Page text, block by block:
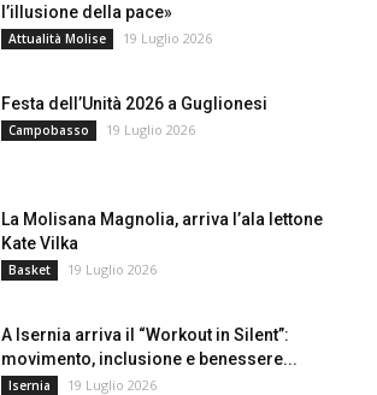
l’illusione della pace»
Attualità Molise 19 Luglio 2026
Festa dell’Unità 2026 a Guglionesi
Campobasso 19 Luglio 2026
La Molisana Magnolia, arriva l’ala lettone
Kate Vilka
Basket 19 Luglio 2026
A Isernia arriva il “Workout in Silent”:
movimento, inclusione e benessere...
Isernia 19 Luglio 2026